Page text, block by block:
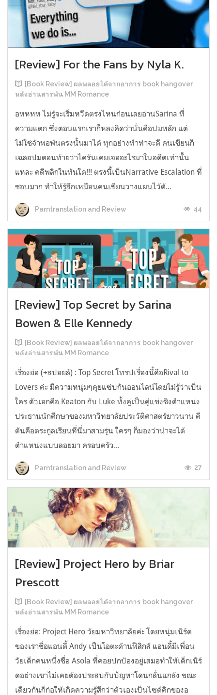
[Review] For the Fans by Nyla K.
[Book Review] ผลพลอยได้จากอาการ book hangover
หลังอ่านสารพัน MM Romance
อหหหห ไม่รู้จะเริ่มหวีดตรงไหนก่อนเลยอ่านSarina ที่
ความแตก ซึ่งตอนแรกเราก็หลงคิดว่านั่นคือปมหลัก แต่
ไม่ใช่จ้าพอพ้นตรงนั้นมาได้ ทุกอย่างทำท่าจะดี คนเขียนก็
เฉลยปมตอนท้ายว่าไครันเคยเจออะไรมาในอดีตเท่านั้น
แหละ คดีพลิกในทันใด!!! ตรงนี้เป็นNarrative Escalation ที่
ชอบมาก ทำให้รู้สึกเหมือนคนเขียนวางแผนไว้ตั...
Parntranslation and Review 44
[Review] Top Secret by Sarina
Bowen & Elle Kennedy
[Book Review] ผลพลอยได้จากอาการ book hangover
หลังอ่านสารพัน MM Romance
เรื่องย่อ (+สปอยล์) : Top Secret โทรปเรื่องนี้คือRival to
Lovers ค่ะ มีความหนุ่มๆคุยแซ่บกันออนไลน์โดยไม่รู้ว่าเป็น
ใคร ตัวเอกคือ Keaton กับ Luke ทั้งคู่เป็นคู่แข่งชิงตำแหน่ง
ประธานนักศึกษาของมหาวิทยาลัยประวัติศาสตร์ยาวนาน คี
ตันคือตระกูลเรียนที่นี่มาสามรุ่น ใครๆ ก็มองว่าน่าจะได้
ตำแหน่งแบบลอยมา ครอบครัว...
Parntranslation and Review 27
[Review] Project Hero by Briar
Prescott
[Book Review] ผลพลอยได้จากอาการ book hangover
หลังอ่านสารพัน MM Romance
เรื่องย่อ: Project Hero วัยมหาวิทยาลัยค่ะ โดยหนุ่มเนิร์ด
ของเราชื่อแอนดี้ Andy เป็นโอตะด้านฟิสิกส์ แอนดี้มีเพื่อน
วัยเด็กคนหนึ่งชื่อ Asola ที่คอยปกป้องอยู่เสมอทำให้เด็กเนิร์
ดอย่างเขาไม่เคยต้องประสบกับปัญหาโดนกลั่นแกล้ง ขณะ
เดียวกันก็ก่อให้เกิดความรู้สึกว่าตัวเองเป็นไซด์คิกของอ